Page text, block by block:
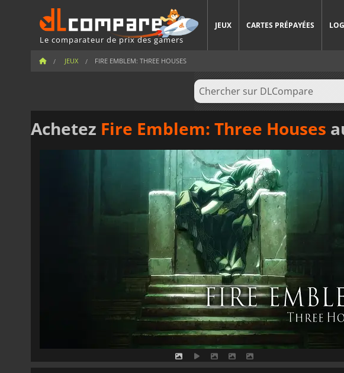
Le comparateur de prix des gamers
JEUX CARTES PRÉPAYÉES
JEUX FIRE EMBLEM: THREE HOUSES
Achetez Fire Emblem: Three Houses